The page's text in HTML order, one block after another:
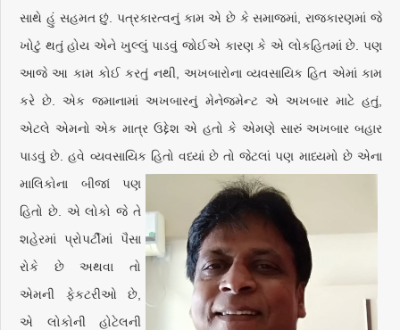
સાથે હું સહમત છું. પત્રકારત્વનું કામ એ છે કે સમાજમાં, રાજકારણમાં જે
ખોટું થતું હોય એને ખુલ્લું પાડવું જોઈએ કારણ કે એ લોકહિતમાં છે. પણ
આજે આ કામ કોઈ કરતું નથી, અખબારોના વ્યવસાયિક હિત એમાં કામ
કરે છે. એક જમાનામાં અખબારનું મેનેજમેન્ટ એ અખબાર માટે હતું,
એટલે એમનો એક માત્ર ઉદ્દેશ એ હતો કે એમણે સારું અખબાર બહાર
પાડવું છે. હવે વ્યવસાયિક હિતો વધ્યાં છે તો જેટલાં પણ માધ્યમો છે એના
માલિકોના બીજાં પણ
હિતો છે. એ લોકો જે તે
શહેરમાં પ્રોપર્ટીમાં પૈસા
રોકે છે અથવા તો
એમની ફેકટરીઓ છે,
એ લોકોની હોટેલની